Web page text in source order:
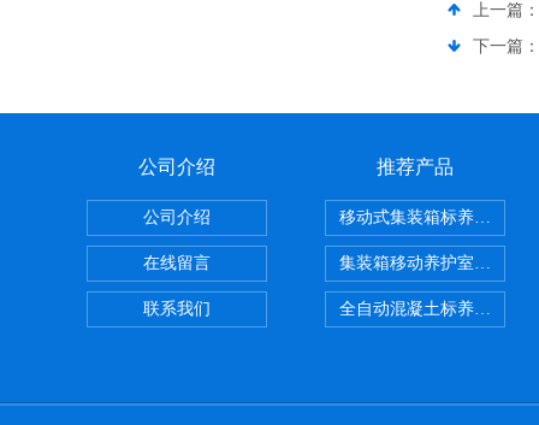
上一篇：
下一篇：
公司介绍
公司介绍
在线留言
联系我们
推荐产品
移动式集装箱标养室 养护
集装箱移动养护室 标养室
全自动混凝土标养室恒温